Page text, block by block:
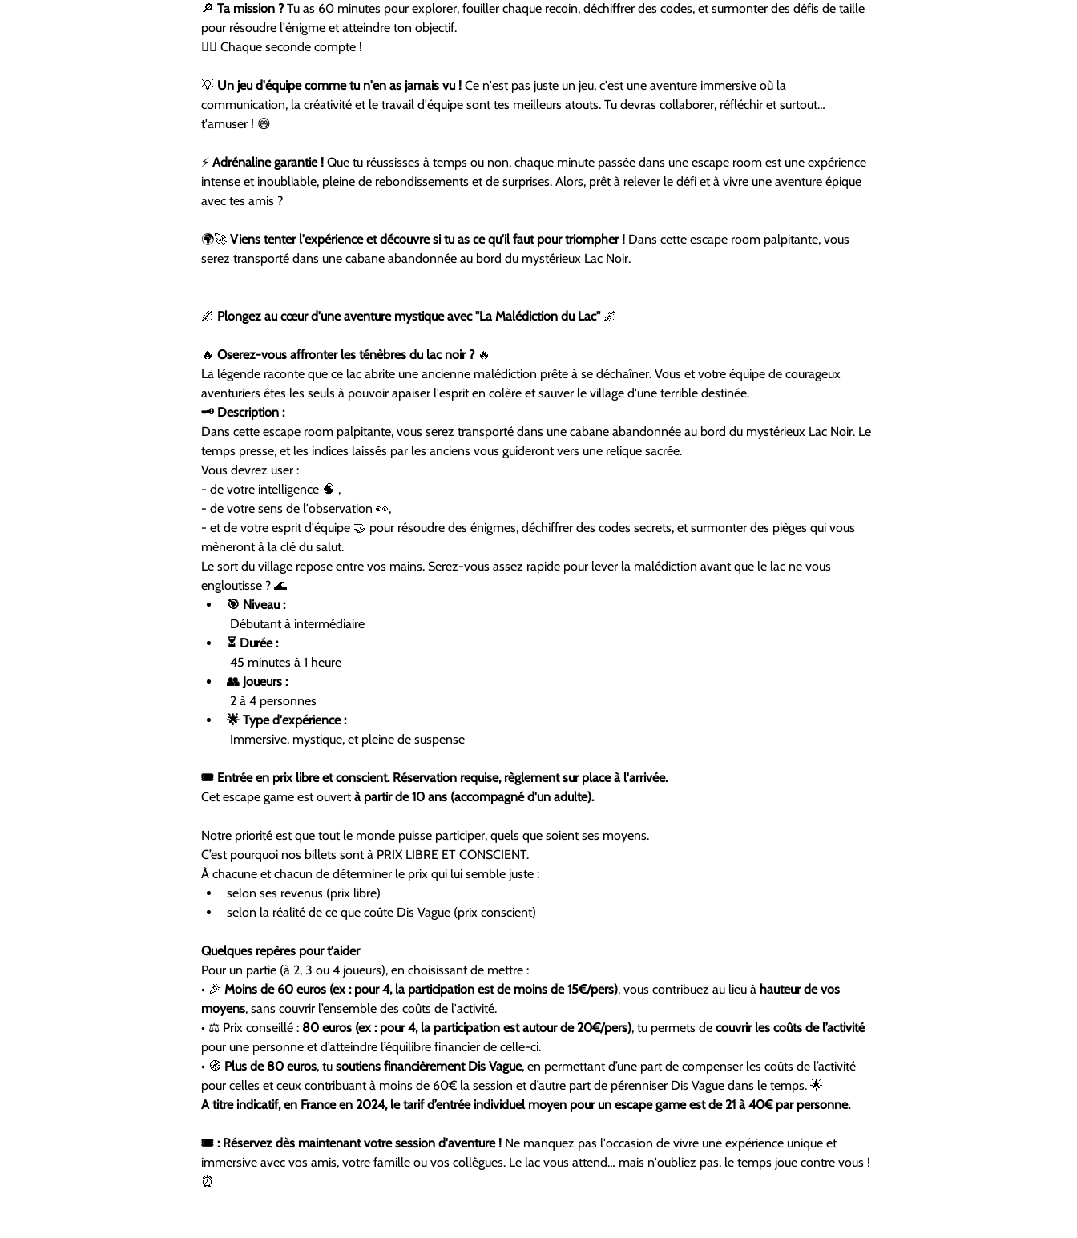
🔎 Ta mission ? Tu as 60 minutes pour explorer, fouiller chaque recoin, déchiffrer des codes, et surmonter des défis de taille
pour résoudre l'énigme et atteindre ton objectif.
🕵️‍♂️ Chaque seconde compte !
💡 Un jeu d'équipe comme tu n'en as jamais vu ! Ce n'est pas juste un jeu, c'est une aventure immersive où la
communication, la créativité et le travail d'équipe sont tes meilleurs atouts. Tu devras collaborer, réfléchir et surtout…
t'amuser ! 😄
⚡ Adrénaline garantie ! Que tu réussisses à temps ou non, chaque minute passée dans une escape room est une expérience
intense et inoubliable, pleine de rebondissements et de surprises. Alors, prêt à relever le défi et à vivre une aventure épique
avec tes amis ?
🌍🚀 Viens tenter l'expérience et découvre si tu as ce qu'il faut pour triompher ! Dans cette escape room palpitante, vous
serez transporté dans une cabane abandonnée au bord du mystérieux Lac Noir.
🌌 Plongez au cœur d'une aventure mystique avec "La Malédiction du Lac" 🌌
🔥 Oserez-vous affronter les ténèbres du lac noir ? 🔥
La légende raconte que ce lac abrite une ancienne malédiction prête à se déchaîner. Vous et votre équipe de courageux
aventuriers êtes les seuls à pouvoir apaiser l'esprit en colère et sauver le village d'une terrible destinée.
🗝️ Description :
Dans cette escape room palpitante, vous serez transporté dans une cabane abandonnée au bord du mystérieux Lac Noir. Le
temps presse, et les indices laissés par les anciens vous guideront vers une relique sacrée.
Vous devrez user :
- de votre intelligence 🧠 ,
- de votre sens de l'observation 👀,
- et de votre esprit d'équipe 🤝 pour résoudre des énigmes, déchiffrer des codes secrets, et surmonter des pièges qui vous
mèneront à la clé du salut.
Le sort du village repose entre vos mains. Serez-vous assez rapide pour lever la malédiction avant que le lac ne vous
engloutisse ? 🌊
🎯 Niveau :
Débutant à intermédiaire
⏳ Durée :
45 minutes à 1 heure
👥 Joueurs :
2 à 4 personnes
🌟 Type d'expérience :
Immersive, mystique, et pleine de suspense
🎟 Entrée en prix libre et conscient. Réservation requise, règlement sur place à l'arrivée.
Cet escape game est ouvert à partir de 10 ans (accompagné d'un adulte).
Notre priorité est que tout le monde puisse participer, quels que soient ses moyens.
C’est pourquoi nos billets sont à PRIX LIBRE ET CONSCIENT.
À chacune et chacun de déterminer le prix qui lui semble juste :
selon ses revenus (prix libre)
selon la réalité de ce que coûte Dis Vague (prix conscient)
Quelques repères pour t'aider
Pour un partie (à 2, 3 ou 4 joueurs), en choisissant de mettre :
• 🎉 Moins de 60 euros (ex : pour 4, la participation est de moins de 15€/pers), vous contribuez au lieu à hauteur de vos
moyens, sans couvrir l’ensemble des coûts de l'activité.
• ⚖️ Prix conseillé : 80 euros (ex : pour 4, la participation est autour de 20€/pers), tu permets de couvrir les coûts de l’activité
pour une personne et d’atteindre l’équilibre financier de celle-ci.
• 🧭 Plus de 80 euros, tu soutiens financièrement Dis Vague, en permettant d’une part de compenser les coûts de l’activité
pour celles et ceux contribuant à moins de 60€ la session et d’autre part de pérenniser Dis Vague dans le temps. 🌟
A titre indicatif, en France en 2024, le tarif d’entrée individuel moyen pour un escape game est de 21 à 40€ par personne.
🎟️ : Réservez dès maintenant votre session d'aventure ! Ne manquez pas l'occasion de vivre une expérience unique et
immersive avec vos amis, votre famille ou vos collègues. Le lac vous attend… mais n'oubliez pas, le temps joue contre vous !
⏰